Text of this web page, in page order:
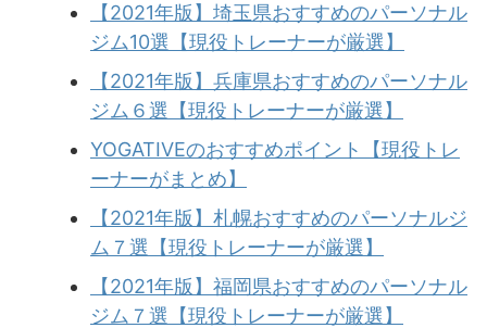
【2021年版】埼玉県おすすめのパーソナル
ジム10選【現役トレーナーが厳選】
【2021年版】兵庫県おすすめのパーソナル
ジム６選【現役トレーナーが厳選】
YOGATIVEのおすすめポイント【現役トレ
ーナーがまとめ】
【2021年版】札幌おすすめのパーソナルジ
ム７選【現役トレーナーが厳選】
【2021年版】福岡県おすすめのパーソナル
ジム７選【現役トレーナーが厳選】